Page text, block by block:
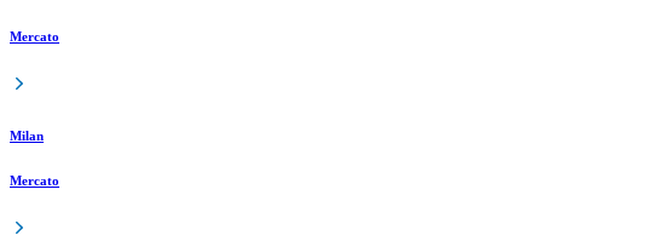
Mercato
Milan
Mercato